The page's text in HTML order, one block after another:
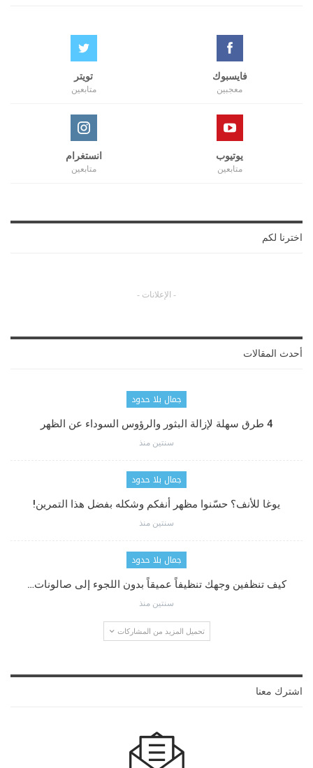
فايسبوك
معجبين
تويتر
متابعين
يوتيوب
متابعين
انستغرام
متابعين
اخترنا لكم
- الإعلانات -
أحدث المقالات
جمال بلا حدود
4 طرق سهلة لإزالة البثور والرؤوس السوداء عن الظهر
سنتين منذ
جمال بلا حدود
يوغا للأنف؟ حسّنوا مظهر أنفكم وشكله بفضل هذا التمرين!
سنتين منذ
جمال بلا حدود
كيف تنظفين وجهك تنظيفاً عميقاً بدون اللجوء إلى صالونات…
سنتين منذ
تحميل المزيد من المشاركات
اشترك معنا